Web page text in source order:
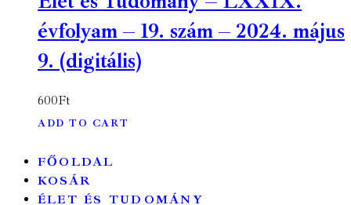
évfolyam – 19. szám – 2024. május
9. (digitális)
600Ft
ADD TO CART
FŐOLDAL
KOSÁR
ÉLET ÉS TUDOMÁNY